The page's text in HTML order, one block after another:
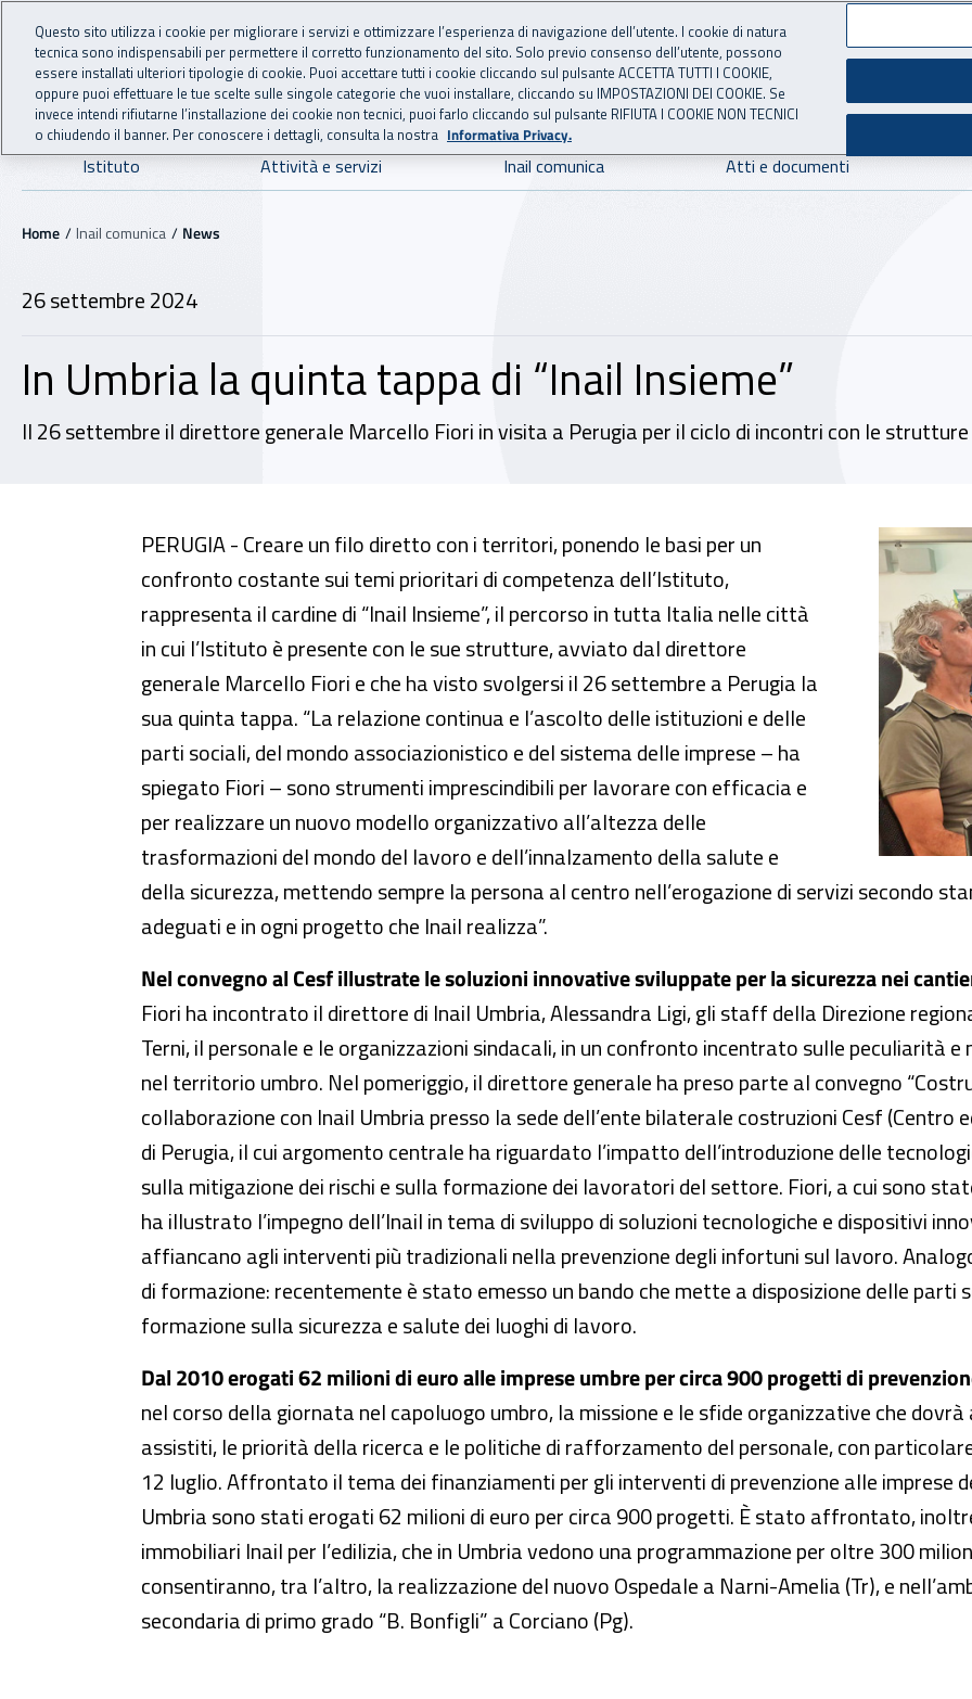
Vai al menu principale
Vai al contenuto principale
INAIL - Istituto Nazionale per l'Assicurazione
Navigazione principale
Istituto Attività e servizi Inail comunica Atti e documenti
Navigazione - Ti trovi in:
Home Inail comunica News
26 settembre 2024
In Umbria la quinta tappa di “Inail Insieme”
Il 26 settembre il direttore generale Marcello Fiori in visita a Perugia per il ciclo di incontri con le
In Umbria la quinta tappa di “Inail Insieme”
PERUGIA - Creare un filo diretto con i territori, ponendo le basi per un
confronto costante sui temi prioritari di competenza dell’Istituto,
rappresenta il cardine di “Inail Insieme”, il percorso in tutta Italia nelle città
in cui l’Istituto è presente con le sue strutture, avviato dal direttore
generale Marcello Fiori e che ha visto svolgersi il 26 settembre a Perugia la
sua quinta tappa. “La relazione continua e l’ascolto delle istituzioni e delle
parti sociali, del mondo associazionistico e del sistema delle imprese – ha
spiegato Fiori – sono strumenti imprescindibili per lavorare con efficacia e
per realizzare un nuovo modello organizzativo all’altezza delle
trasformazioni del mondo del lavoro e dell’innalzamento della salute e
della sicurezza, mettendo sempre la persona al centro nell’erogazione di servizi secondo
adeguati e in ogni progetto che Inail realizza”.
Nel convegno al Cesf illustrate le soluzioni innovative sviluppate per la sicurezza nei
Fiori ha incontrato il direttore di Inail Umbria, Alessandra Ligi, gli staff della Direzione
Terni, il personale e le organizzazioni sindacali, in un confronto incentrato sulle peculiarità
nel territorio umbro. Nel pomeriggio, il direttore generale ha preso parte al convegno
collaborazione con Inail Umbria presso la sede dell’ente bilaterale costruzioni Cesf (Centro
di Perugia, il cui argomento centrale ha riguardato l’impatto dell’introduzione delle
sulla mitigazione dei rischi e sulla formazione dei lavoratori del settore. Fiori, a cui sono
ha illustrato l’impegno dell’Inail in tema di sviluppo di soluzioni tecnologiche e dispositivi
affiancano agli interventi più tradizionali nella prevenzione degli infortuni sul lavoro.
di formazione: recentemente è stato emesso un bando che mette a disposizione delle parti
formazione sulla sicurezza e salute dei luoghi di lavoro.
Dal 2010 erogati 62 milioni di euro alle imprese umbre per circa 900 progetti di
nel corso della giornata nel capoluogo umbro, la missione e le sfide organizzative che
assistiti, le priorità della ricerca e le politiche di rafforzamento del personale, con
12 luglio. Affrontato il tema dei finanziamenti per gli interventi di prevenzione alle imprese
Umbria sono stati erogati 62 milioni di euro per circa 900 progetti. È stato affrontato,
immobiliari Inail per l’edilizia, che in Umbria vedono una programmazione per oltre 300
consentiranno, tra l’altro, la realizzazione del nuovo Ospedale a Narni-Amelia (Tr), e
secondaria di primo grado “B. Bonfigli” a Corciano (Pg).
Questo sito utilizza i cookie per migliorare i servizi e ottimizzare l’esperienza di navigazione dell’utente. I cookie di natura
tecnica sono indispensabili per permettere il corretto funzionamento del sito. Solo previo consenso dell’utente, possono
essere installati ulteriori tipologie di cookie. Puoi accettare tutti i cookie cliccando sul pulsante ACCETTA TUTTI I COOKIE,
oppure puoi effettuare le tue scelte sulle singole categorie che vuoi installare, cliccando su IMPOSTAZIONI DEI COOKIE. Se
invece intendi rifiutarne l’installazione dei cookie non tecnici, puoi farlo cliccando sul pulsante RIFIUTA I COOKIE NON TECNICI
o chiudendo il banner. Per conoscere i dettagli, consulta la nostra Informativa Privacy.